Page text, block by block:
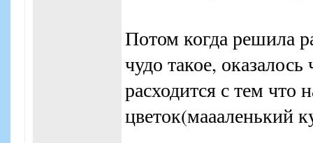
Потом когда решила
чудо такое,
расходится с тем что
цветок(маааленький